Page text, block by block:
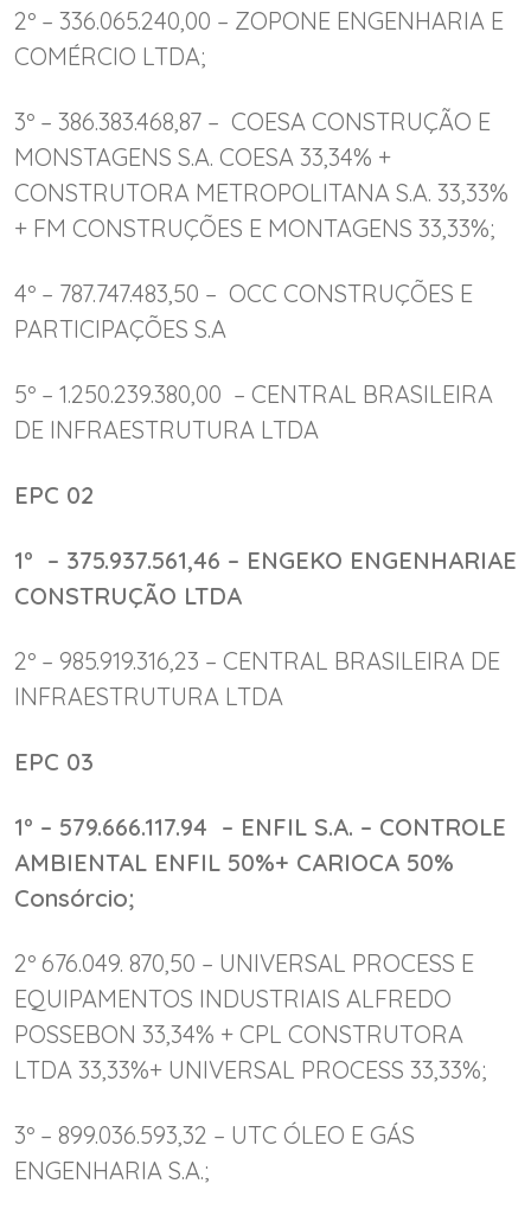
2º – 336.065.240,00 – ZOPONE ENGENHARIA E
COMÉRCIO LTDA;
3º – 386.383.468,87 – COESA CONSTRUÇÃO E
MONSTAGENS S.A. COESA 33,34% +
CONSTRUTORA METROPOLITANA S.A. 33,33%
+ FM CONSTRUÇÕES E MONTAGENS 33,33%;
4º – 787.747.483,50 – OCC CONSTRUÇÕES E
PARTICIPAÇÕES S.A
5º – 1.250.239.380,00 – CENTRAL BRASILEIRA
DE INFRAESTRUTURA LTDA
EPC 02
1º – 375.937.561,46 – ENGEKO ENGENHARIAE
CONSTRUÇÃO LTDA
2º – 985.919.316,23 – CENTRAL BRASILEIRA DE
INFRAESTRUTURA LTDA
EPC 03
1º – 579.666.117.94 – ENFIL S.A. – CONTROLE
AMBIENTAL ENFIL 50%+ CARIOCA 50%
Consórcio;
2º 676.049. 870,50 – UNIVERSAL PROCESS E
EQUIPAMENTOS INDUSTRIAIS ALFREDO
POSSEBON 33,34% + CPL CONSTRUTORA
LTDA 33,33%+ UNIVERSAL PROCESS 33,33%;
3º – 899.036.593,32 – UTC ÓLEO E GÁS
ENGENHARIA S.A.;